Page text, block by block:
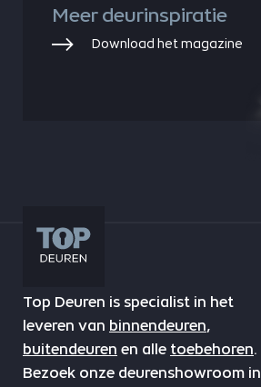
Meer deurinspiratie
Download het magazine
Top Deuren is specialist in het
leveren van binnendeuren,
buitendeuren en alle toebehoren.
Bezoek onze deurenshowroom in